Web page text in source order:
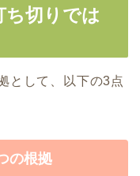
ち切りでは
として、以下の3点
の根拠